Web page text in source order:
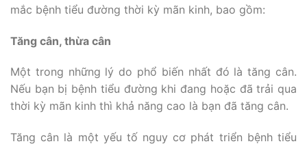
mắc bệnh tiểu đường thời kỳ mãn kinh, bao gồm:
Tăng cân, thừa cân
Một trong những lý do phổ biến nhất đó là tăng cân.
Nếu bạn bị bệnh tiểu đường khi đang hoặc đã trải qua
thời kỳ mãn kinh thì khả năng cao là bạn đã tăng cân.
Tăng cân là một yếu tố nguy cơ phát triển bệnh tiểu